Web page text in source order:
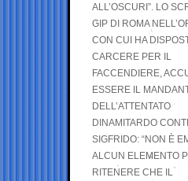
ALL’OSCURI”. LO
GIP DI ROMA
CON CUI HA
CARCERE PER IL
FACCENDIERE,
ESSERE IL
DELL’ATTENTATO
DINAMITARDO
SIGFRIDO: “NON È
ALCUN ELEMENTO
RITENERE CHE IL